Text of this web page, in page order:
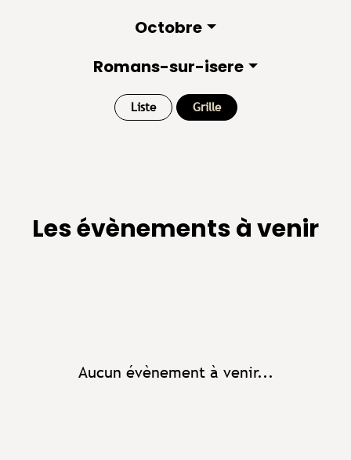
Octobre
Romans-sur-isere
Liste Grille
Les évènements à venir
Aucun évènement à venir...